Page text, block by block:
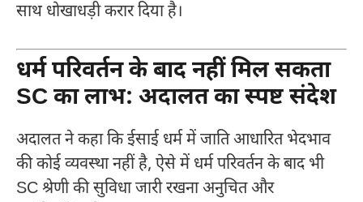
साथ धोखाधड़ी करार दिया है।
धर्म परिवर्तन के बाद नहीं मिल सकता
SC का लाभ: अदालत का स्पष्ट संदेश
अदालत ने कहा कि ईसाई धर्म में जाति आधारित भेदभाव
की कोई व्यवस्था नहीं है, ऐसे में धर्म परिवर्तन के बाद भी
SC श्रेणी की सुविधा जारी रखना अनुचित और